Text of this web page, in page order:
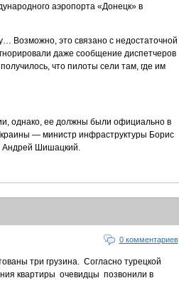
аэропорта «Донецк» в
Возможно, это связано с недостаточной
даже сообщение диспетчеров
что пилоты сели там, где им
однако, ее должны были официально в
— министр инфраструктуры Борис
Андрей Шишацкий.
0 комментариев
три грузина. Согласно турецкой
квартиры очевидцы позвонили в